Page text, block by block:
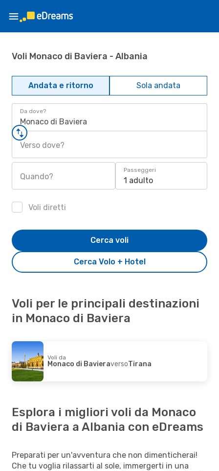
Voli Monaco di Baviera - Albania
Andata e ritorno Sola andata
Da dove?
Monaco di Baviera
Verso dove?
Quando?
Passeggeri
1 adulto
Voli diretti
Cerca Volo + Hotel
Cerca voli
Voli per le principali destinazioni
in Monaco di Baviera
Voli da
Monaco di BavieraversoTirana
Esplora i migliori voli da Monaco
di Baviera a Albania con eDreams
Preparati per un'avventura che non dimenticherai!
Che tu voglia rilassarti al sole, immergerti in una